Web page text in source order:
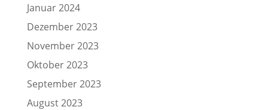
Januar 2024
Dezember 2023
November 2023
Oktober 2023
September 2023
August 2023